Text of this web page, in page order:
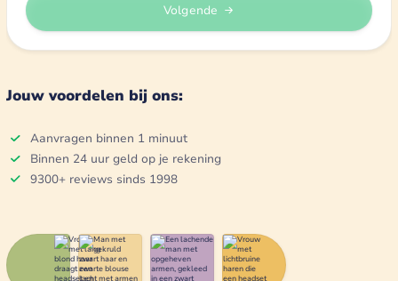
Volgende
Jouw voordelen bij ons:
Aanvragen binnen 1 minuut
Binnen 24 uur geld op je rekening
9300+ reviews sinds 1998